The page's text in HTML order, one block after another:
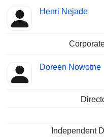
Henri Nejade
Doreen Nowotne
Independent